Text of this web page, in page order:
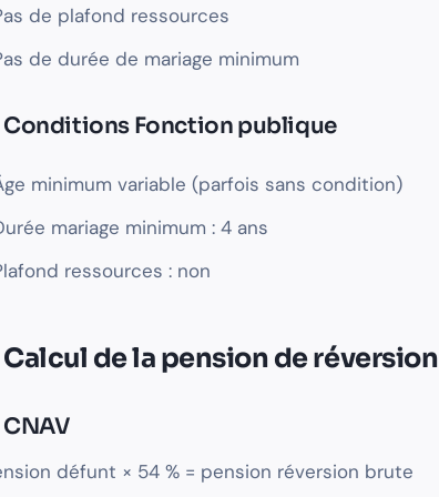
de plafond ressources
de durée de mariage minimum
Conditions Fonction publique
minimum variable (parfois sans condition)
mariage minimum : 4 ans
ressources : non
Calcul de la pension de réversion
CNAV
défunt × 54 % = pension réversion brute